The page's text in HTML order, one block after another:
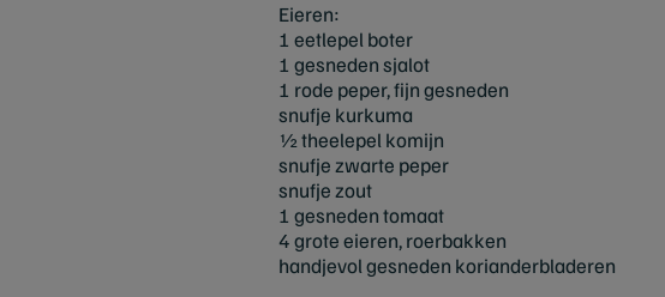
Eieren:
1 eetlepel boter
1 gesneden sjalot
1 rode peper, fijn gesneden
snufje kurkuma
½ theelepel komijn
snufje zwarte peper
snufje zout
1 gesneden tomaat
4 grote eieren, roerbakken
handjevol gesneden korianderbladeren